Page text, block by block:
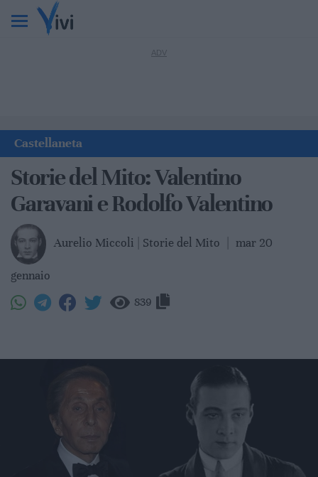
Castellaneta
Storie del Mito: Valentino
Garavani e Rodolfo Valentino
Aurelio Miccoli | Storie del Mito mar 20
gennaio
839